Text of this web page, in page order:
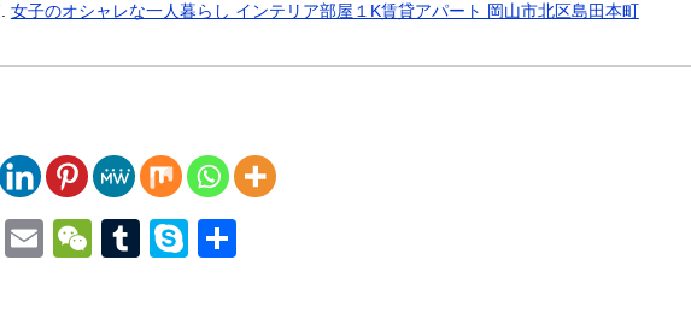
女子のオシャレな一人暮らし インテリア部屋１K賃貸アパート 岡山市北区島田本町
Li
E
W
T
S